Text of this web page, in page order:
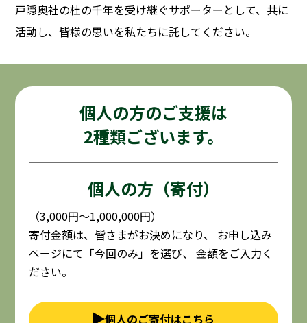
戸隠奥社の杜の千年を受け継ぐサポーターとして、 共に
活動し、皆様の思いを私たちに託してください。
個人の方のご支援は
2種類ございます。
個人の方（寄付）
（3,000円〜1,000,000円）
寄付金額は、皆さまがお決めになり、
お申し込み
ページにて「今回のみ」を選び、
金額をご入力く
ださい。
個人のご寄付はこちら